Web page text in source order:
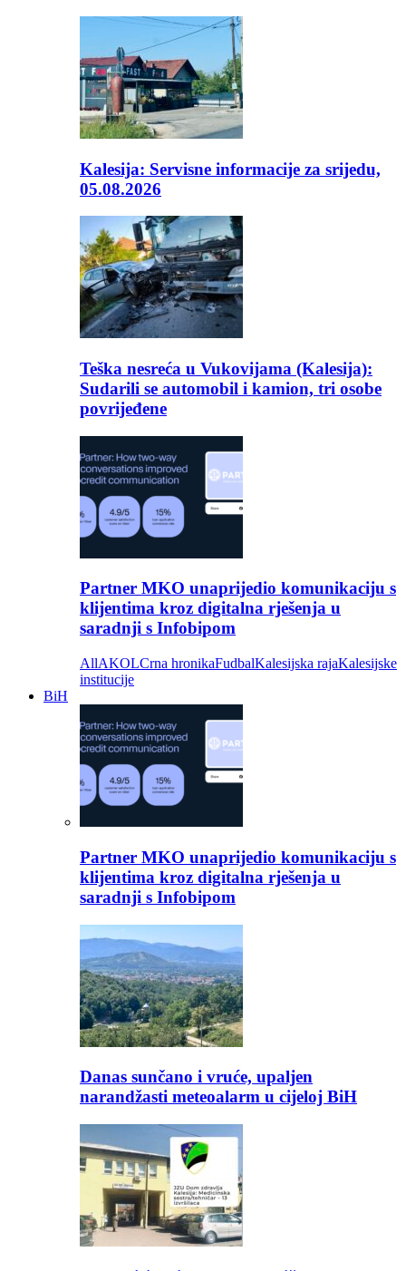
Kalesija: Servisne informacije za srijedu,
05.08.2026
Teška nesreća u Vukovijama (Kalesija):
Sudarili se automobil i kamion, tri osobe
povrijeđene
Partner MKO unaprijedio komunikaciju s
klijentima kroz digitalna rješenja u
saradnji s Infobipom
AllAKOLCrna hronikaFudbalKalesijska rajaKalesijske
institucije
BiH
Partner MKO unaprijedio komunikaciju s
klijentima kroz digitalna rješenja u
saradnji s Infobipom
Danas sunčano i vruće, upaljen
narandžasti meteoalarm u cijeloj BiH